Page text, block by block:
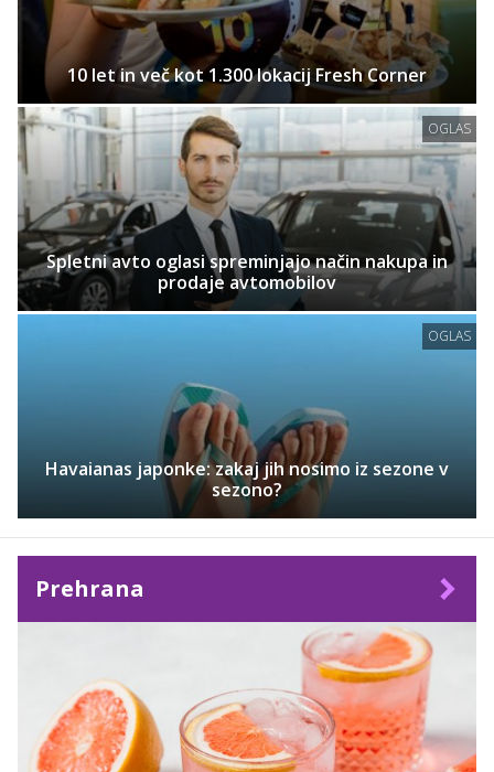
10 let in več kot 1.300 lokacij Fresh Corner
OGLAS
Spletni avto oglasi spreminjajo način nakupa in
prodaje avtomobilov
OGLAS
Havaianas japonke: zakaj jih nosimo iz sezone v
sezono?
Prehrana